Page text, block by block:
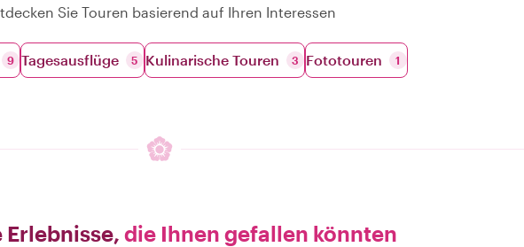
Sie Touren basierend auf Ihren Interessen
9 Tagesausflüge 5 Kulinarische Touren 3 Fototouren 1
Erlebnisse, die Ihnen gefallen könnten